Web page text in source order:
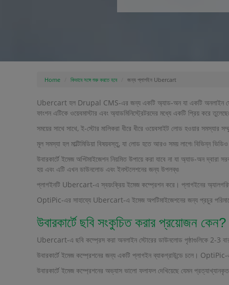
Home কিভাবে সঙ্গে শুরু করতে হবে জন্য প্লাগইন Ubercart
Ubercart হল Drupal CMS-এর জন্য একটি অ্যাড-অন যা একটি অনলাইন স্টোর
ফাংশন এটিকে ওয়েবমাস্টার এবং অ্যাডমিনিস্ট্রেটরদের মধ্যে একটি প্রিয় করে তুলেছে৷
সময়ের সাথে সাথে, ই-স্টোর মালিকরা ধীরে ধীরে ওয়েবসাইট লোড হওয়ার সমস্যার
মূল সমস্যা হল মাল্টিমিডিয়া বিষয়বস্তু, যা লোড হতে আরও সময় লাগে৷ বিভিন্ন
উবারকার্টে ইমেজ অপ্টিমাইজেশন নিয়মিত উপায়ে করা যাবে না যা অ্যাড-অন
হয় এবং এটি এখন ডাউনলোড এবং ইনস্টলেশনের জন্য উপলব্ধ৷
প্লাগইনটি Ubercart-এ স্বয়ংক্রিয় ইমেজ কম্প্রেশন করে। প্লাগইনের
OptiPic-এর সাহায্যে Ubercart-এ ইমেজ অপটিমাইজেশনের জন্য প্রচুর পরিমাণে
উবারকার্টে ছবি সংকুচিত করার প্রয়োজন কেন?
Ubercart-এ ছবি কম্প্রেস করা অনলাইন স্টোরের ডাউনলোড পৃষ্ঠাগুলিকে 2-3 বার
উবারকার্টে ইমেজ কম্প্রেশনের জন্য একটি প্লাগইন ব্যাকগ্রাউন্ডে চলে।
উবারকার্টে ইমেজ কম্প্রেশনের অভ্যাস ভালো ফলাফল দেখিয়েছে যেমন